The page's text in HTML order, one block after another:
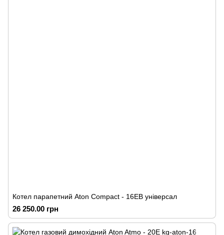
Котел парапетний Аton Compact - 16ЕВ універсал
26 250.00 грн